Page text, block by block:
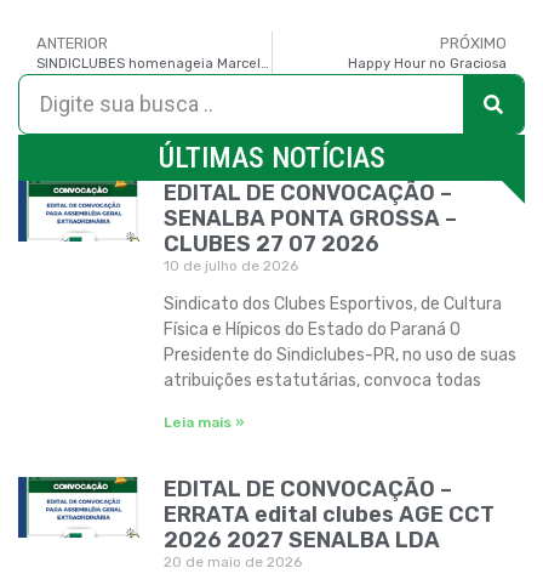
ANTERIOR
SINDICLUBES homenageia Marcello Richa em evento da SMELJ
PRÓXIMO
Happy Hour no Graciosa
ÚLTIMAS NOTÍCIAS
EDITAL DE CONVOCAÇÃO –
SENALBA PONTA GROSSA –
CLUBES 27 07 2026
10 de julho de 2026
Sindicato dos Clubes Esportivos, de Cultura
Física e Hípicos do Estado do Paraná O
Presidente do Sindiclubes-PR, no uso de suas
atribuições estatutárias, convoca todas
Leia mais »
EDITAL DE CONVOCAÇÃO –
ERRATA edital clubes AGE CCT
2026 2027 SENALBA LDA
20 de maio de 2026